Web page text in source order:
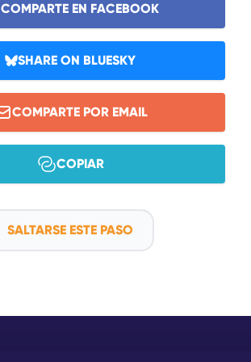
COMPARTE EN FACEBOOK
SHARE ON BLUESKY
COMPARTE POR EMAIL
COPIAR
SALTARSE ESTE PASO